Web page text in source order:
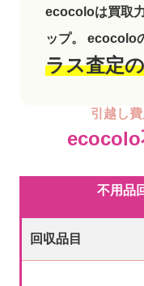
ecocoloは買取
ップ。 ecocolo
ラス査定
引越し
ecocolo
不用品
回収品目